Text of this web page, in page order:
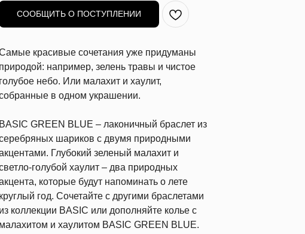
СООБЩИТЬ О ПОСТУПЛЕНИИ
красивые сочетания уже придуманы
природой: например, зелень травы и чистое
голубое небо. Или малахит и хаулит,
в одном украшении.
BASIC GREEN BLUE – лаконичный браслет из
шариков с двумя природными
Глубокий зеленый малахит и
голубой хаулит – два природных
которые будут напоминать о лете
круглый год. Сочетайте с другими браслетами
из коллекции BASIC или дополняйте колье с
малахитом и хаулитом BASIC GREEN BLUE.